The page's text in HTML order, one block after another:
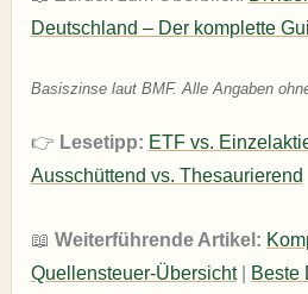
Deutschland – Der komplette
Basiszinse laut BMF. Alle Angaben
👉 Lesetipp: ETF vs.
Ausschüttend vs. Thesaurierend
📖 Weiterführende Artikel:
Quellensteuer-Übersicht| Beste